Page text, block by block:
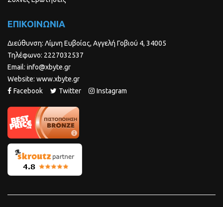
ΕΠΙΚΟΙΝΩΝΙΑ
Διεύθυνση: Λίμνη Ευβοίας, Αγγελή Γοβιού 4, 34005
Τηλέφωνο: 2227032537
Email: info@xbyte.gr
Website: www.xbyte.gr
Facebook
Twitter Instagram